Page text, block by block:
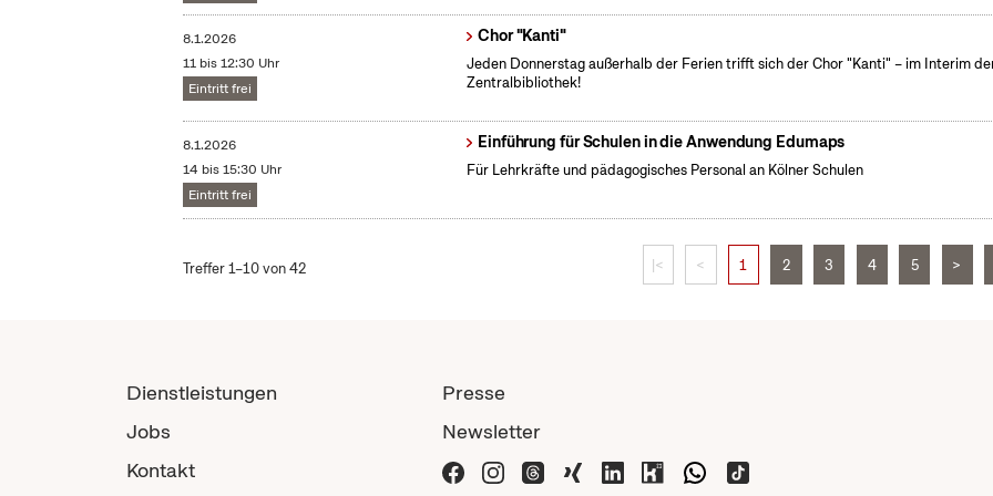
8.1.2026
11 bis 12:30 Uhr
Eintritt frei
Chor "Kanti"
Jeden Donnerstag außerhalb der Ferien trifft sich der Chor "Kanti" – im Interim
Zentralbibliothek!
8.1.2026
14 bis 15:30 Uhr
Eintritt frei
Einführung für Schulen in die Anwendung Edumaps
Für Lehrkräfte und pädagogisches Personal an Kölner Schulen
Treffer 1–10 von 42 |< < 1 2 3 4 5 >
Dienstleistungen
Jobs
Kontakt
Presse
Newsletter